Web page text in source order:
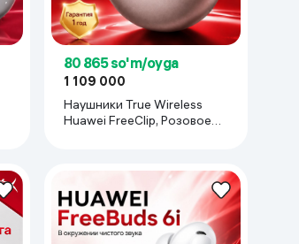
80 865 so'm/oyga
1 109 000
Наушники True Wireless
Huawei FreeClip, Розовое